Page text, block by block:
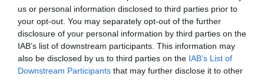
us or personal information disclosed to third parties prior to
your opt-out. You may separately opt-out of the further
disclosure of your personal information by third parties on the
IAB’s list of downstream participants. This information may
also be disclosed by us to third parties on the IAB’s List of
Downstream Participants that may further disclose it to other